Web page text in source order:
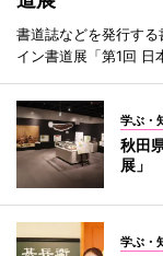
書道誌などを発行す
イン書道展「第1回 日
学ぶ・
秋田
展」
学ぶ・